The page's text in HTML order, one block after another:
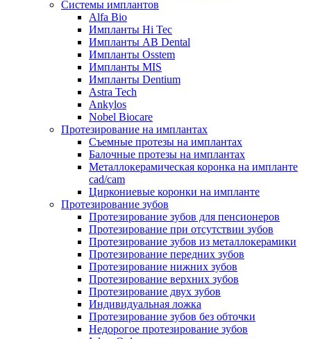
Системы имплантов
Alfa Bio
Импланты Hi Tec
Импланты AB Dental
Импланты Osstem
Импланты MIS
Импланты Dentium
Astra Tech
Ankylos
Nobel Biocare
Протезирование на имплантах
Съемные протезы на имплантах
Балочные протезы на имплантах
Металлокерамическая коронка на импланте
cad/cam
Циркониевые коронки на импланте
Протезирование зубов
Протезирование зубов для пенсионеров
Протезирование при отсутствии зубов
Протезирование зубов из металлокерамики
Протезирование передних зубов
Протезирование нижних зубов
Протезирование верхних зубов
Протезирование двух зубов
Индивидуальная ложка
Протезирование зубов без обточки
Недорогое протезирование зубов